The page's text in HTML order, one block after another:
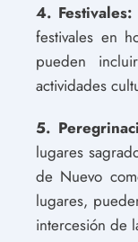
4. Festivales:
festivales en
pueden
actividades
5.
lugares
de Nuevo
lugares,
intercesión de